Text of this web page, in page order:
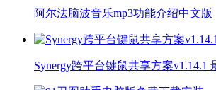
阿尔法脑波音乐mp3功能介绍中文版
Synergy跨平台键鼠共享方案v1.14.1